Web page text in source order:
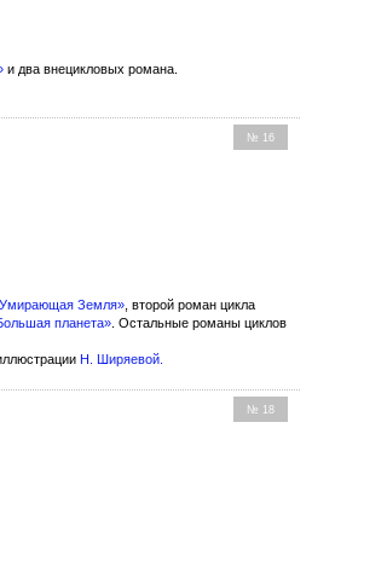
и два внецикловых романа.
№ 16
Земля» , второй роман цикла
планета» . Остальные романы циклов
Н. Ширяевой
№ 18